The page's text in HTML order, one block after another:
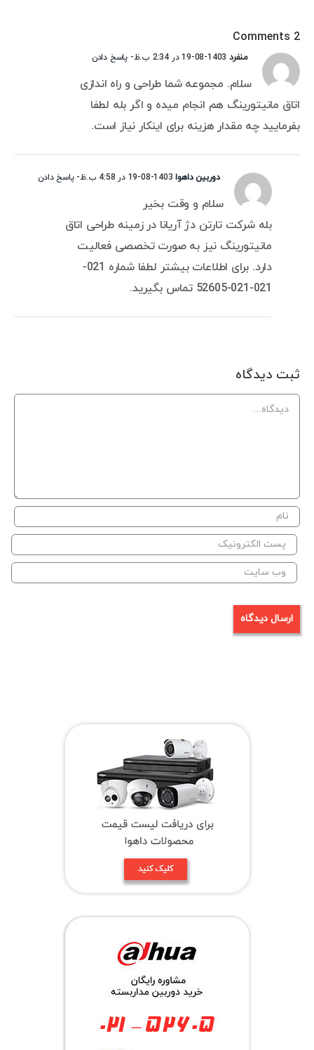
2 Comments
منفرد - پاسخ دادن
سلام. مجموعه شما طراحی و راه اندازی
اتاق مانیتورینگ هم انجام میده و اگر بله لطفا
بفرمایید چه مقدار هزینه برای اینکار نیاز است.
دوربین داهوا1403-08-19 در 4:58 ب.ظ - پاسخ دادن
سلام و وقت بخیر
بله شرکت تارتن دژ آریانا در زمینه طراحی اتاق
مانیتورینگ نیز به صورت تخصصی فعالیت
دارد. برای اطلاعات بیشتر لطفا شماره 021-
021-021-52605 تماس بگیرید.
ثبت ديدگاه
Comment